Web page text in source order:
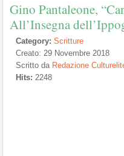
Gino Pantaleone,
All’Insegna
Category: Scritture
Creato: 29 Novembre 2018
Scritto da Redazione
Hits: 2248